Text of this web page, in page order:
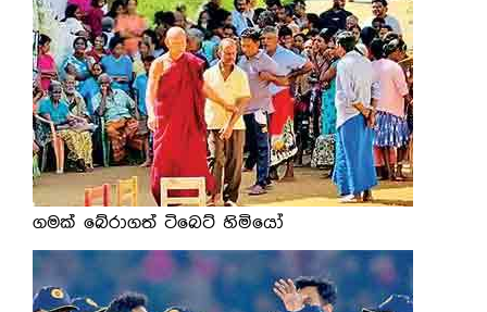
ගමක් බේරාගත් ටිබෙට් හිමියෝ